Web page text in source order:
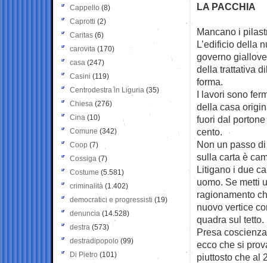
LA PACCHIA
Mancano i
L’edificio della
governo
della trattativa
forma.
I lavori sono
della casa
fuori dal
cento.
Non un passo
sulla carta è
Litigano i due
uomo. Se metti
ragionamento
nuovo vertice
quadra sul tetto.
Presa
ecco che si
piuttosto che al
Cappello (8)
Caprotti (2)
Caritas (6)
carovita (170)
casa (247)
Casini (119)
Centrodestra in Liguria (35)
Chiesa (276)
Cina (10)
Comune (342)
Coop (7)
Cossiga (7)
Costume (5.581)
criminalità (1.402)
democratici e progressisti (19)
denuncia (14.528)
destra (573)
destradipopolo (99)
Di Pietro (101)